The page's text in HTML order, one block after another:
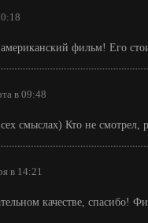
фильм! Его
в 09:48
смыслах) Кто не смотрел,
в 14:21
качестве, спасибо!